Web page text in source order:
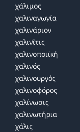
χάλιμος
χαλιναγωγία
χαλινάριον
χαλινῖτις
χαλινοποιϊκή
χαλινός
χαλινουργός
χαλινοφόρος
χαλίνωσις
χαλινωτήρια
χάλις